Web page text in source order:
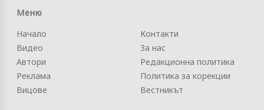
Меню
Начало
Видео
Автори
Реклама
Вицове
Контакти
За нас
Редакционна политика
Политика за корекции
Вестникът